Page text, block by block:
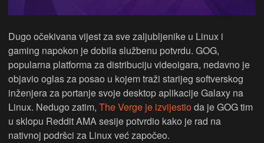
Dugo očekivana vijest za sve zaljubljenike u Linux i
gaming napokon je dobila službenu potvrdu. GOG,
popularna platforma za distribuciju videoigara, nedavno je
objavio oglas za posao u kojem traži starijeg softverskog
inženjera za portanje svoje desktop aplikacije Galaxy na
Linux. Nedugo zatim, The Verge je izvijestioda je GOG tim
u sklopu Reddit AMA sesije potvrdio kako je rad na
nativnoj podršci za Linux već započeo.